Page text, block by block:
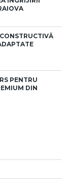
PENTRU
DIN